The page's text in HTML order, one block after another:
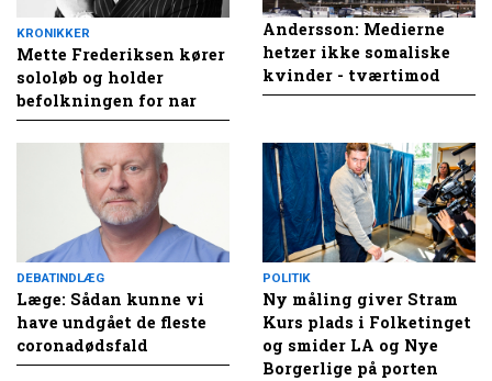
KRONIKKER
Mette Frederiksen kører
sololøb og holder
befolkningen for nar
Andersson: Medierne
hetzer ikke somaliske
kvinder - tværtimod
DEBATINDLÆG
Læge: Sådan kunne vi
have undgået de fleste
coronadødsfald
POLITIK
Ny måling giver Stram
Kurs plads i Folketinget
og smider LA og Nye
Borgerlige på porten